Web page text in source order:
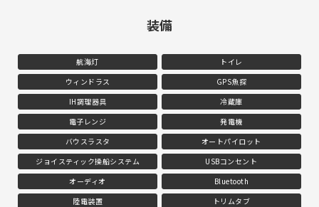
装備
航海灯
トイレ
ウィンドラス
GPS魚探
IH調理器具
冷蔵庫
電子レンジ
発電機
バウスラスタ
オートパイロット
ジョイスティック操船システム
USBコンセント
オーディオ
Bluetooth
陸電装置
トリムタブ